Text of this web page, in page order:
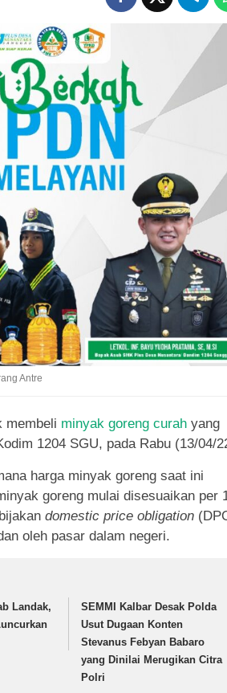
Antre
membeli minyak goreng curah yang
1204 SGU, pada Rabu (13/04/
harga minyak goreng saat ini
goreng mulai disesuaikan per
domestic price obligation
oleh pasar dalam negeri.
Landak,
SEMMI Kalbar Desak Polda
Usut Dugaan Konten
Stevanus Febyan Babaro
yang Dinilai Merugikan Citra
Polri